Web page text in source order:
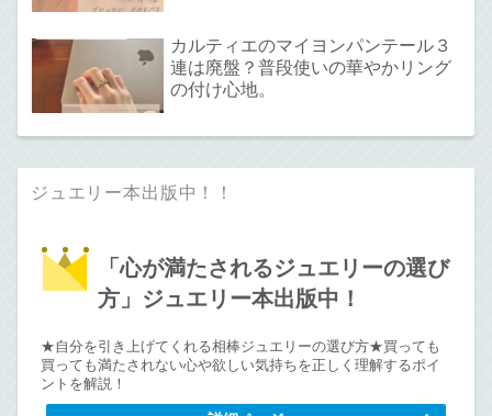
カルティエのマイヨンパンテール３
連は廃盤？普段使いの華やかリング
の付け心地。
ジュエリー本出版中！！
「心が満たされるジュエリーの選び
方」ジュエリー本出版中！
★自分を引き上げてくれる相棒ジュエリーの選び方★買っても
買っても満たされない心や欲しい気持ちを正しく理解するポイ
ントを解説！